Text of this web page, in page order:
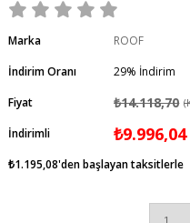
Marka
ROOF
İndirim Oranı
%
29
İndirim
Fiyat
₺14.118,70
İndirimli ₺9.996,04
₺1.195,08'den başlayan taksitlerle